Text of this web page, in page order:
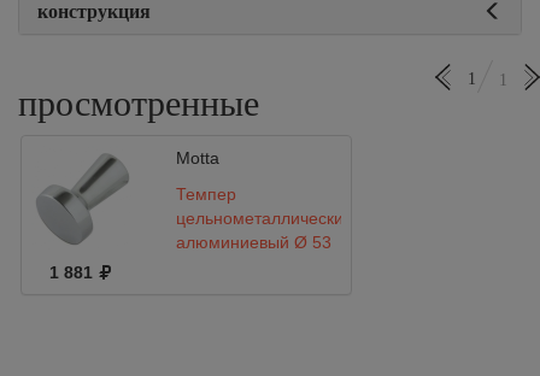
конструкция
просмотренные
1 1
Motta
Темпер
цельнометаллический
алюминиевый Ø 53
1 881